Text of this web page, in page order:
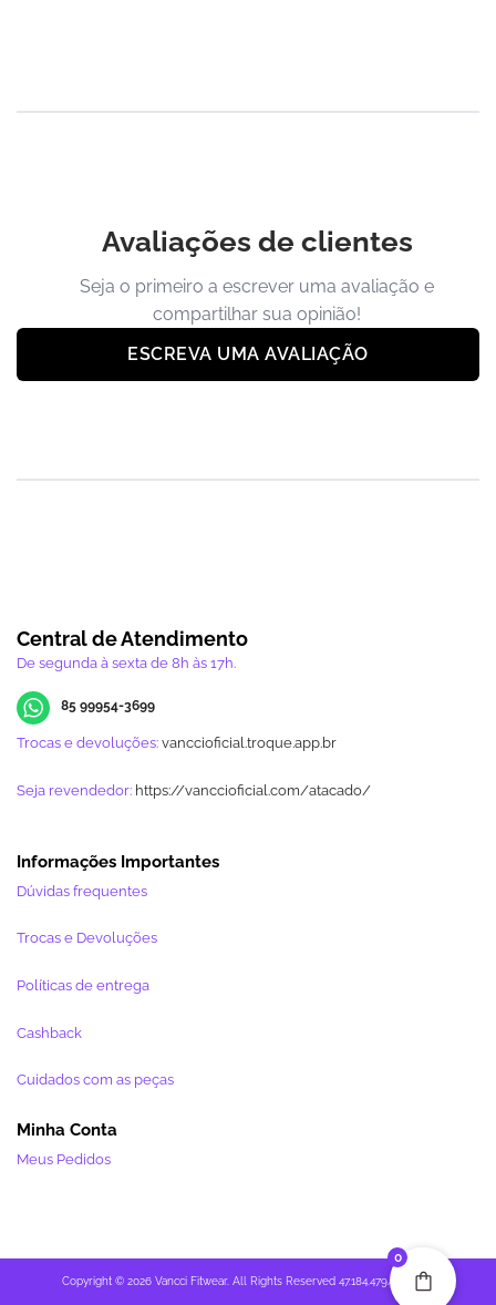
Avaliações de clientes
Seja o primeiro a escrever uma avaliação e
compartilhar sua opinião!
ESCREVA UMA AVALIAÇÃO
Central de Atendimento
De segunda à sexta de 8h às 17h.
85 99954-3699
Trocas e devoluções: vanccioficial.troque.app.br
Seja revendedor: https://vanccioficial.com/atacado/
Informações Importantes
Dúvidas frequentes
Trocas e Devoluções
Políticas de entrega
Cashback
Cuidados com as peças
Minha Conta
Meus Pedidos
Copyright © 2026 Vancci Fitwear. All Rights Reserved 47.184.479/0001-27
0